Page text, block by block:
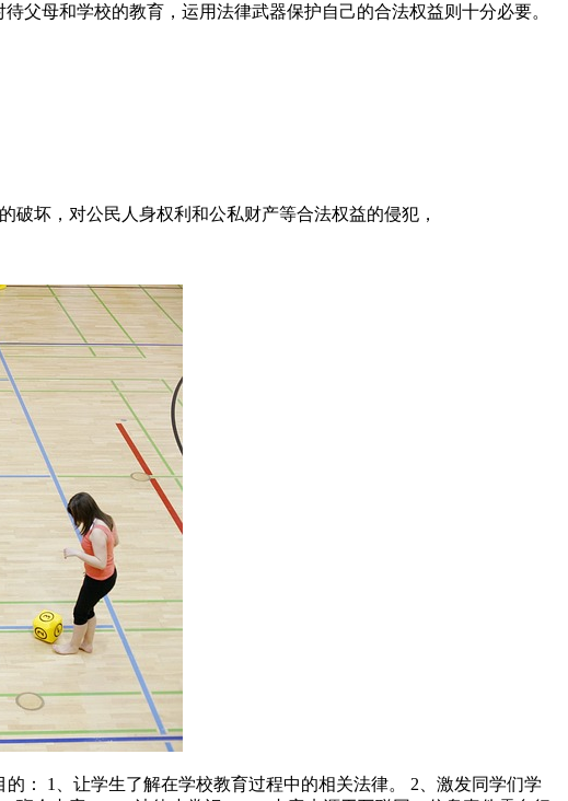
父母和学校的教育，运用法律武器保护自己的合法权益则十分必要。
坏，对公民人身权利和公私财产等合法权益的侵犯，
： 1、让学生了解在学校教育过程中的相关法律。 2、激发同学们学